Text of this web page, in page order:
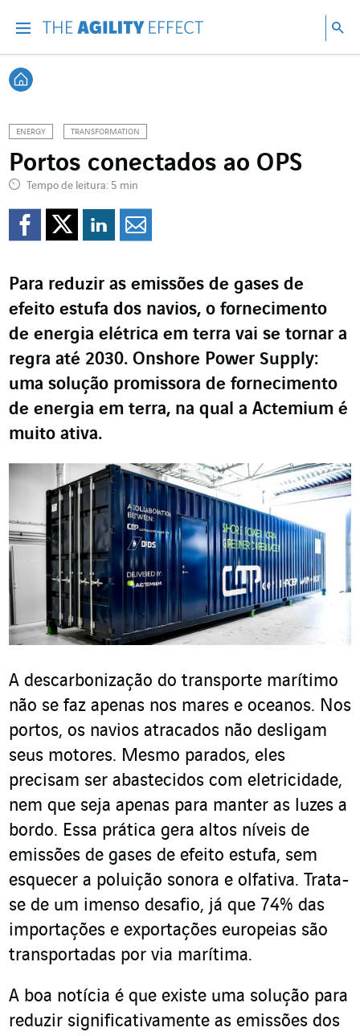
Voltar à página inicial
ENERGY TRANSFORMATION
Portos conectados ao OPS
Tempo de leitura: 5 min
Compartilhar no
Compartilhar no
Compartilhar no
Para reduzir as emissões de gases de
efeito estufa dos navios, o fornecimento
de energia elétrica em terra vai se tornar a
regra até 2030. Onshore Power Supply:
uma solução promissora de fornecimento
de energia em terra, na qual a Actemium é
muito ativa.
A descarbonização do transporte marítimo
não se faz apenas nos mares e oceanos. Nos
portos, os navios atracados não desligam
seus motores. Mesmo parados, eles
precisam ser abastecidos com eletricidade,
nem que seja apenas para manter as luzes a
bordo. Essa prática gera altos níveis de
emissões de gases de efeito estufa, sem
esquecer a poluição sonora e olfativa. Trata-
se de um imenso desafio, já que 74% das
importações e exportações europeias são
transportadas por via marítima.
A boa notícia é que existe uma solução para
reduzir significativamente as emissões dos